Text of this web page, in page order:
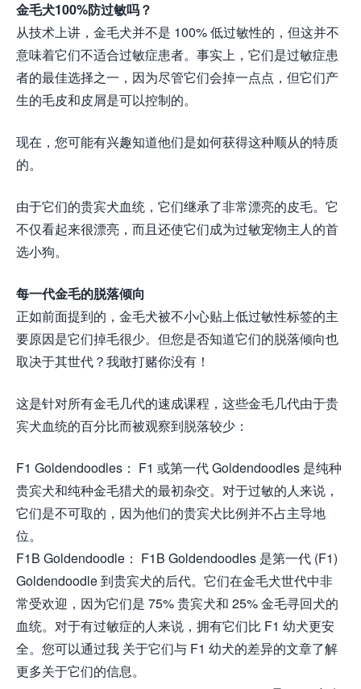
金毛犬100%防过敏吗？
从技术上讲，金毛犬并不是 100% 低过敏性的，但这并不
意味着它们不适合过敏症患者。事实上，它们是过敏症患
者的最佳选择之一，因为尽管它们会掉一点点，但它们产
生的毛皮和皮屑是可以控制的。
现在，您可能有兴趣知道他们是如何获得这种顺从的特质
的。
由于它们的贵宾犬血统，它们继承了非常漂亮的皮毛。它
不仅看起来很漂亮，而且还使它们成为过敏宠物主人的首
选小狗。
每一代金毛的脱落倾向
正如前面提到的，金毛犬被不小心贴上低过敏性标签的主
要原因是它们掉毛很少。但您是否知道它们的脱落倾向也
取决于其世代？我敢打赌你没有！
这是针对所有金毛几代的速成课程，这些金毛几代由于贵
宾犬血统的百分比而被观察到脱落较少：
F1 Goldendoodles： F1 或第一代 Goldendoodles 是纯种
贵宾犬和纯种金毛猎犬的最初杂交。对于过敏的人来说，
它们是不可取的，因为他们的贵宾犬比例并不占主导地
位。
F1B Goldendoodle： F1B Goldendoodles 是第一代 (F1)
Goldendoodle 到贵宾犬的后代。它们在金毛犬世代中非
常受欢迎，因为它们是 75% 贵宾犬和 25% 金毛寻回犬的
血统。对于有过敏症的人来说，拥有它们比 F1 幼犬更安
全。您可以通过我 关于它们与 F1 幼犬的差异的文章了解
更多关于它们的信息。